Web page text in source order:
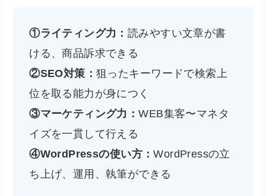
①ライティング力： 読みやすい文章が書
ける、商品訴求できる
②SEO対策：狙ったキーワードで検索上
位を取る能力が身につく
③マーケティング力：WEB集客〜マネタ
イズを一貫して行える
④WordPressの使い方：WordPressの立
ち上げ、運用、執筆ができる